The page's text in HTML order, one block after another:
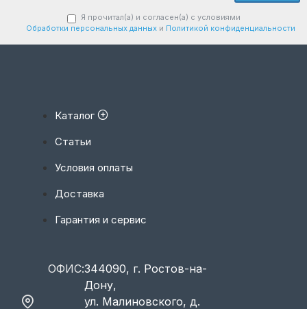
Я прочитал(а) и согласен(а) с условиями
Обработки персональных данныхи Политикой конфиденциальности
Каталог
Статьи
Условия оплаты
Доставка
Гарантия и сервис
ОФИС:344090, г. Ростов-на-
Дону,
ул. Малиновского, д.